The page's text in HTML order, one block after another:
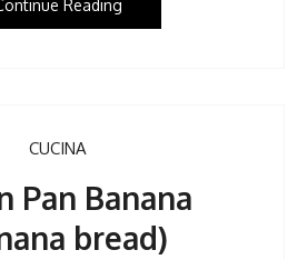
Reading
CUCINA
Pan Banana
bread)